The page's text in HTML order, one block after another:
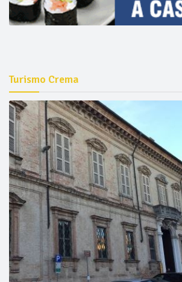
Turismo Crema